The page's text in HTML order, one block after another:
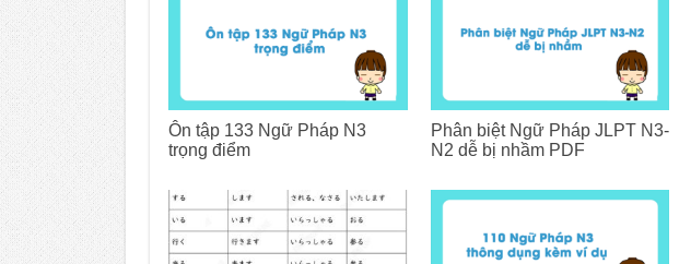
Ôn tập 133 Ngữ Pháp N3
trọng điểm
Phân biệt Ngữ Pháp JLPT N3-
N2 dễ bị nhầm PDF